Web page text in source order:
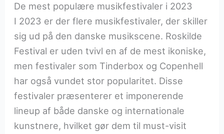
De mest populære musikfestivaler i 2023
I 2023 er der flere musikfestivaler, der skiller
sig ud på den danske musikscene. Roskilde
Festival er uden tvivl en af de mest ikoniske,
men festivaler som Tinderbox og Copenhell
har også vundet stor popularitet. Disse
festivaler præsenterer et imponerende
lineup af både danske og internationale
kunstnere, hvilket gør dem til must-visit